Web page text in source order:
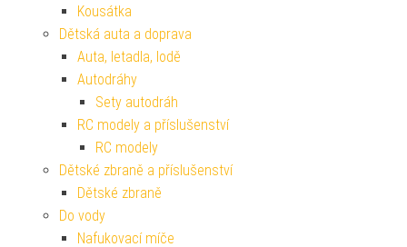
Kousátka
Dětská auta a doprava
Auta, letadla, lodě
Autodráhy
Sety autodráh
RC modely a příslušenství
RC modely
Dětské zbraně a příslušenství
Dětské zbraně
Do vody
Nafukovací míče